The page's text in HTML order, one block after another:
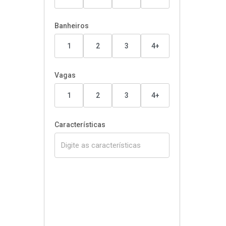
Banheiros
1 2 3 4+
Vagas
1 2 3 4+
Características